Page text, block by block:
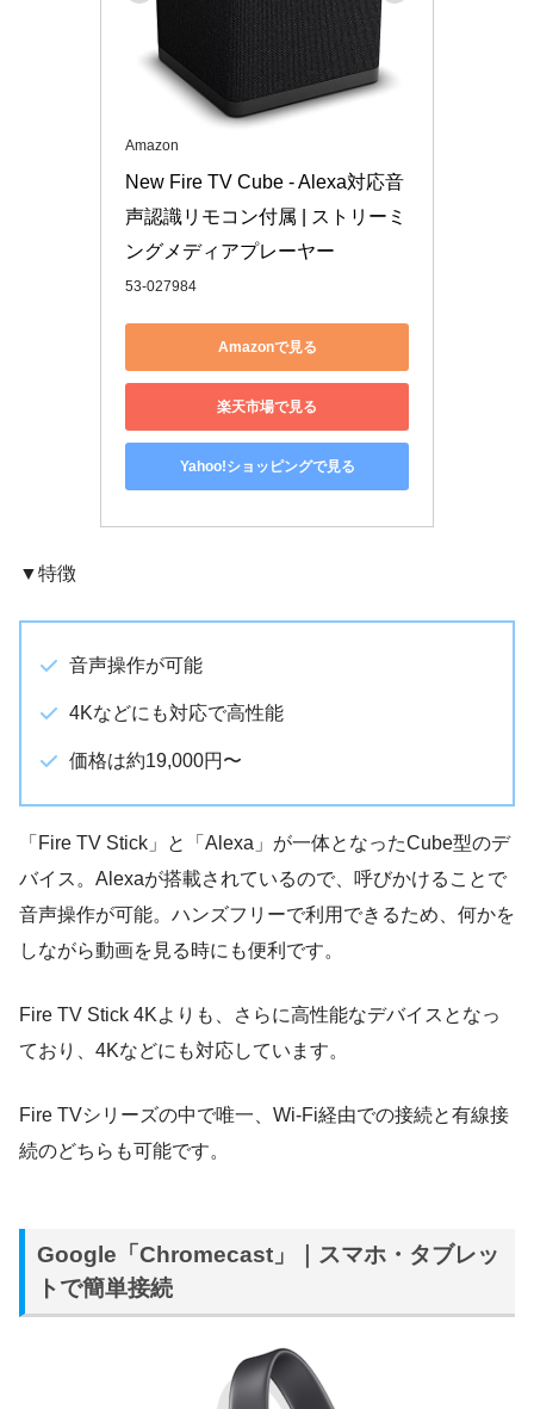
Amazon
New Fire TV Cube - Alexa対応音
声認識リモコン付属 | ストリーミ
ングメディアプレーヤー
53-027984
Amazonで見る
楽天市場で見る
Yahoo!ショッピングで見る
▼特徴
音声操作が可能
4Kなどにも対応で高性能
価格は約19,000円〜
「Fire TV Stick」と「Alexa」が一体となったCube型のデ
バイス。Alexaが搭載されているので、呼びかけることで
音声操作が可能。ハンズフリーで利用できるため、何かを
しながら動画を見る時にも便利です。
Fire TV Stick 4Kよりも、さらに高性能なデバイスとなっ
ており、4Kなどにも対応しています。
Fire TVシリーズの中で唯一、Wi-Fi経由での接続と有線接
続のどちらも可能です。
Google「Chromecast」｜スマホ・タブレッ
トで簡単接続